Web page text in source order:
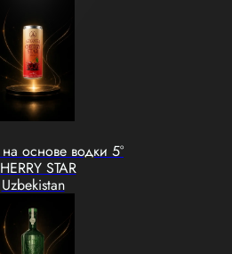
основе водки 5°
STAR
Uzbekistan